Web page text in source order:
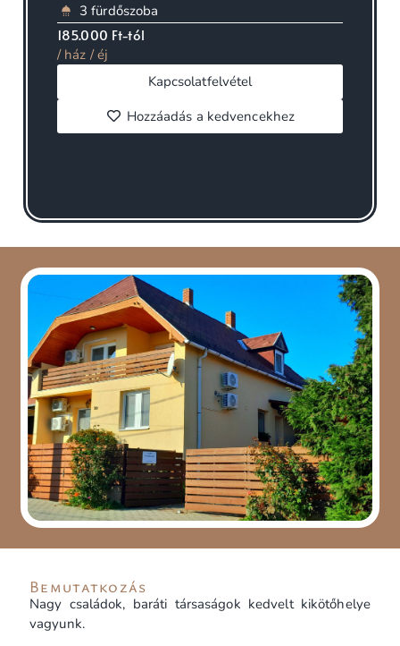
3 fürdőszoba
185.000 Ft-tól
/ ház / éj
Kapcsolatfelvétel
Hozzáadás a kedvencekhez
Bemutatkozás
Nagy családok, baráti társaságok kedvelt kikötőhelye
vagyunk.